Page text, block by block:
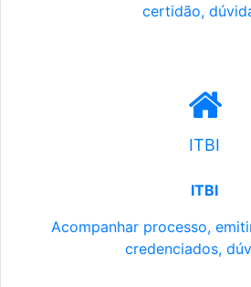
certidão,
ITBI
ITBI
Acompanhar processo,
credenciados,